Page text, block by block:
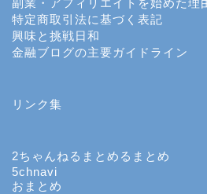
特定商取引法に基づく表記
興味と挑戦日和
金融ブログの主要ガイドライン
リンク集
2ちゃんねるまとめるまとめ
5chnavi
おまとめ